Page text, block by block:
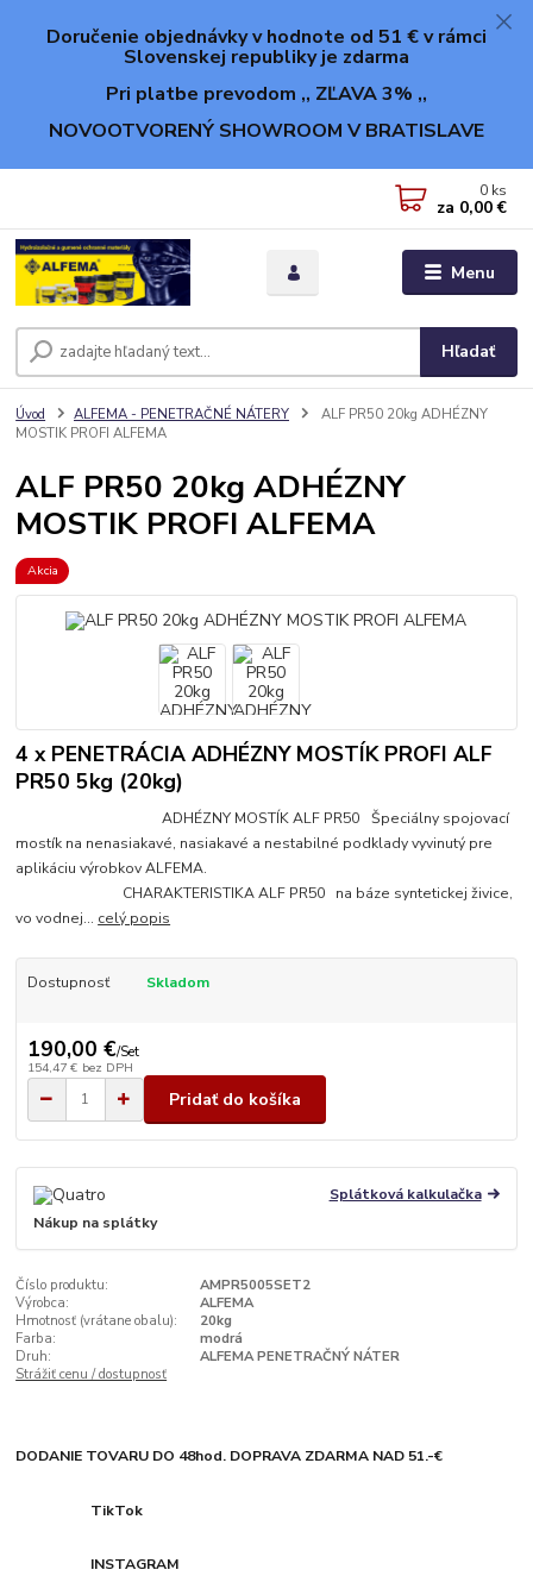
Doručenie objednávky v hodnote od 51 € v rámci
Slovenskej republiky je zdarma
Pri platbe prevodom ,, ZĽAVA 3% ,,
NOVOOTVORENÝ SHOWROOM V BRATISLAVE
Menu
Hľadať
0 ks
za 0,00 €
Úvod ALFEMA - PENETRAČNÉ NÁTERY
ALF PR50 20kg ADHÉZNY
MOSTIK PROFI ALFEMA
ALF PR50 20kg ADHÉZNY
MOSTIK PROFI ALFEMA
Akcia
4 x PENETRÁCIA ADHÉZNY MOSTÍK PROFI ALF
PR50 5kg (20kg)
ADHÉZNY MOSTÍK ALF PR50 Špeciálny spojovací
mostík na nenasiakavé, nasiakavé a nestabilné podklady vyvinutý pre
aplikáciu výrobkov ALFEMA.
CHARAKTERISTIKA ALF PR50 na báze syntetickej živice,
vo vodnej... celý popis
Dostupnosť Skladom
190,00 €/Set
154,47 € bez DPH
Pridať do košíka
Splátková kalkulačka
Nákup na splátky
Číslo produktu:
AMPR5005SET2
Výrobca:
ALFEMA
Hmotnosť (vrátane obalu):
20kg
Farba:
modrá
Druh:
ALFEMA PENETRAČNÝ NÁTER
Strážiť cenu / dostupnosť
DODANIE TOVARU DO 48hod. DOPRAVA ZDARMA NAD 51.-€
TikTok
INSTAGRAM